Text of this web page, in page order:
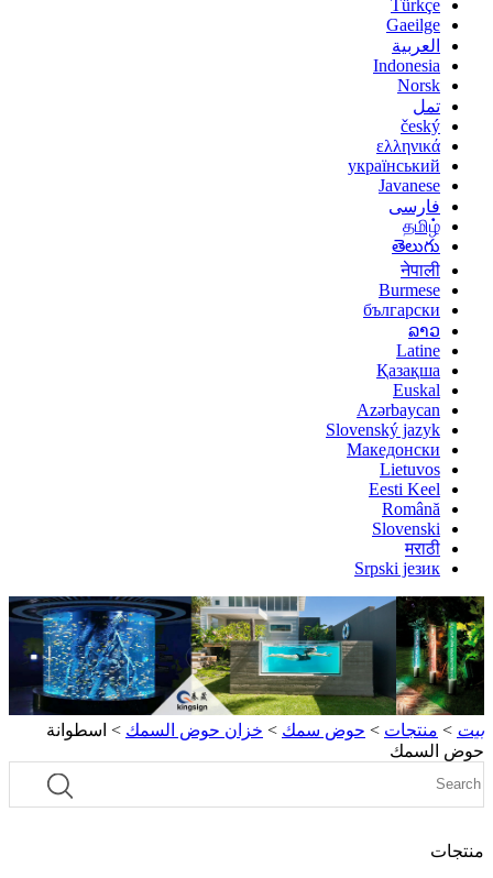
Türkçe
Gaeilge
العربية
Indonesia
Norsk‎
تمل
český
ελληνικά
український
Javanese
فارسی
தமிழ்
తెలుగు
नेपाली
Burmese
български
ລາວ
Latine
Қазақша
Euskal
Azərbaycan
Slovenský jazyk
Македонски
Lietuvos
Eesti Keel
Română
Slovenski
मराठी
Srpski језик
بيت > منتجات > حوض سمك > خزان حوض السمك > اسطوانة
حوض السمك
منتجات